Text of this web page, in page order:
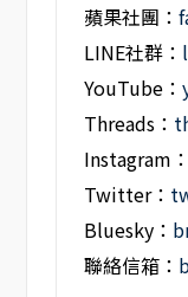
蘋果社團：
LINE社群：
YouTube：
Threads：
Instagram：
Twitter：
Bluesky：
聯絡信箱：